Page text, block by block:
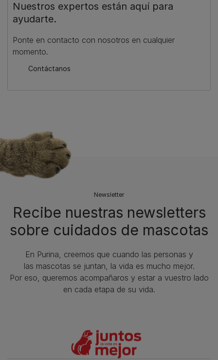
Nuestros expertos están aquí para
ayudarte.
Ponte en contacto con nosotros en cualquier
momento.
Contáctanos
Newsletter
Recibe nuestras newsletters
sobre cuidados de mascotas​
En Purina, creemos que cuando las personas y
las mascotas se juntan, la vida es mucho mejor.
Por eso, queremos acompañaros y estar a vuestro lado
en cada etapa de su vida.​